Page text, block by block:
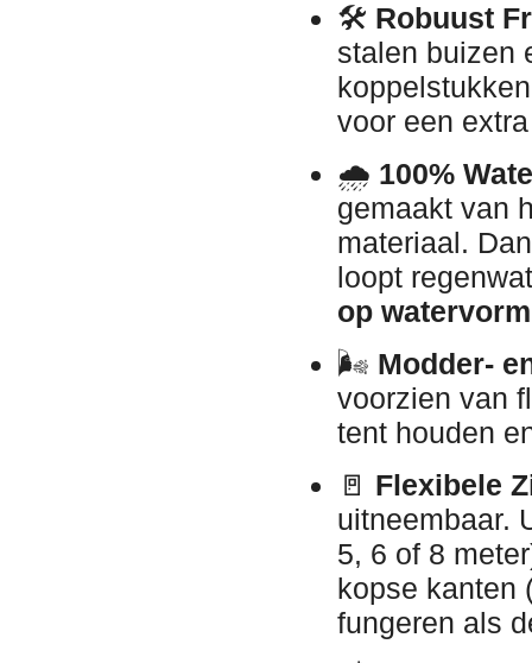
🛠️ Robuust
stalen buizen
voor een
🌧️ 100%
gemaakt van
materiaal.
loopt
op
🌬️ Modder-
voorzien van
tent houden
🚪 Flexibele
uitneembaar.
5, 6 of 8
kopse kanten
fungeren als